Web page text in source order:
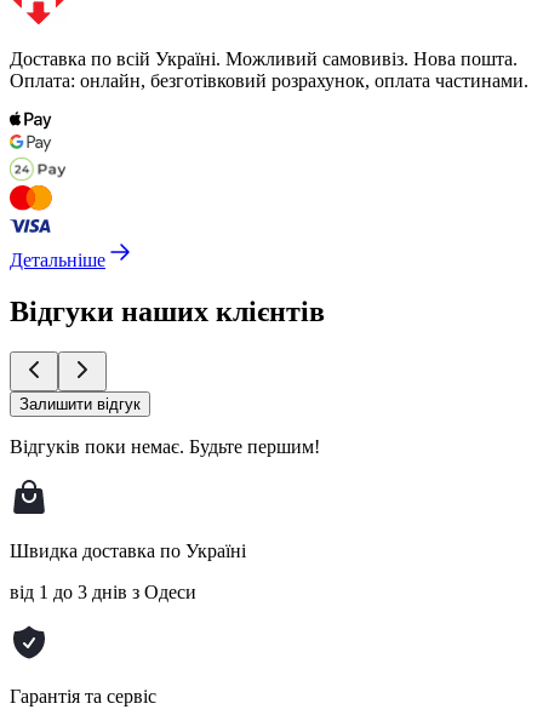
Доставка по всій Україні. Можливий самовивіз. Нова пошта.
Оплата: онлайн, безготівковий розрахунок, оплата частинами.
Детальніше
Відгуки наших клієнтів
Залишити відгук
Відгуків поки немає. Будьте першим!
Швидка доставка по Україні
від 1 до 3 днів з Одеси
Гарантія та сервіс